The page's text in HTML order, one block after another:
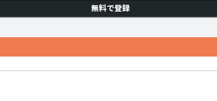
無料で登録